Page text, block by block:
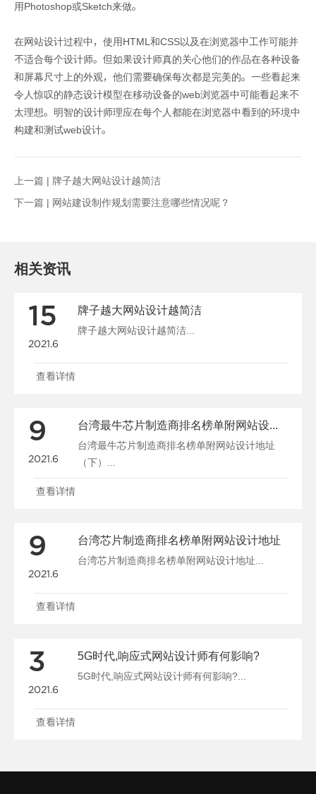
用Photoshop或Sketch来做。
在网站设计过程中，使用HTML和CSS以及在浏览器中工作可能并
不适合每个设计师。但如果设计师真的关心他们的作品在各种设备
和屏幕尺寸上的外观，他们需要确保每次都是完美的。一些看起来
令人惊叹的静态设计模型在移动设备的web浏览器中可能看起来不
太理想。明智的设计师理应在每个人都能在浏览器中看到的环境中
构建和测试web设计。
上一篇 | 牌子越大网站设计越简洁
下一篇 | 网站建设制作规划需要注意哪些情况呢？
相关资讯
15
2021.6
牌子越大网站设计越简洁
牌子越大网站设计越简洁...
查看详情
9
2021.6
台湾最牛芯片制造商排名榜单附网站设计地址
（下）...
查看详情
9
2021.6
台湾芯片制造商排名榜单附网站设计地址
台湾芯片制造商排名榜单附网站设计地址...
查看详情
3
2021.6
5G时代,响应式网站设计师有何影响?
5G时代,响应式网站设计师有何影响?...
查看详情